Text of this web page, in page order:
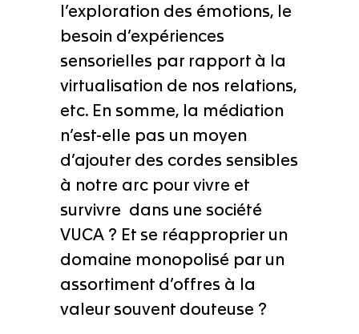
l’exploration des émotions, le
besoin d’expériences
sensorielles par rapport à la
virtualisation de nos relations,
etc. En somme, la médiation
n’est-elle pas un moyen
d’ajouter des cordes sensibles
à notre arc pour vivre et
survivre dans une société
VUCA ? Et se réapproprier un
domaine monopolisé par un
assortiment d’offres à la
valeur souvent douteuse ?